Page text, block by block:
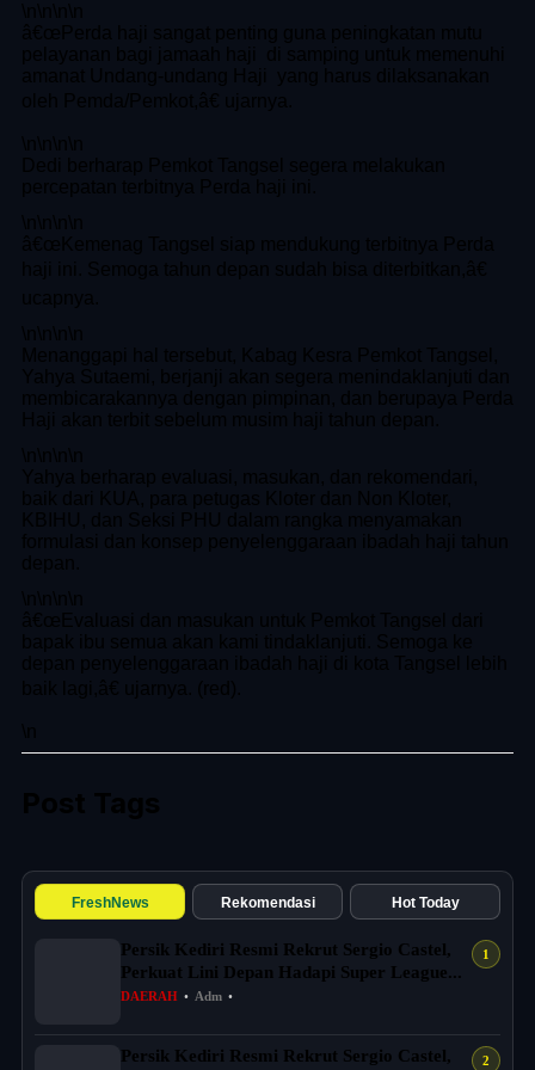
FreshNews Rekomendasi Hot Today
Persik Kediri Resmi Rekrut Sergio Castel,
Perkuat Lini Depan Hadapi Super League...
DAERAH • Adm •
Persik Kediri Resmi Rekrut Sergio Castel,